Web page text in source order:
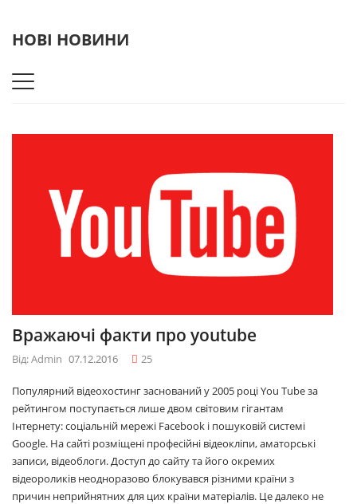
НОВІ НОВИНИ
Вражаючі факти про youtube
Від: Admin 07.12.2016 25
Популярний відеохостинг заснований у 2005 році You Tube за
рейтингом поступається лише двом світовим гігантам
Інтернету: соціальній мережі Facebook і пошуковій системі
Google. На сайті розміщені професійні відеокліпи, аматорські
записи, відеоблоги. Доступ до сайту та його окремих
відеороликів неодноразово блокувався різними країни з
причин неприйнятних для цих країни матеріалів. Це далеко не